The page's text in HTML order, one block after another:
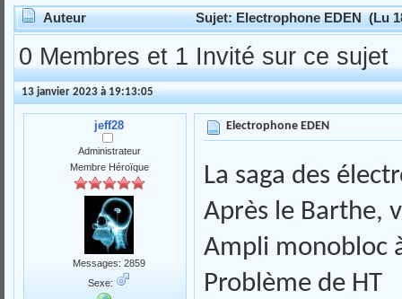
Auteur Sujet: Electrophone EDEN (Lu
0 Membres et 1 Invité sur ce sujet
13 janvier 2023 à 19:13:05
jeff28
Administrateur
Membre Héroïque
Messages: 2859
Sexe:
Electrophone EDEN
La saga des
Après le Barthe,
Ampli monobloc
Problème de HT